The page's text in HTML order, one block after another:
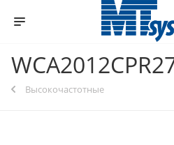
Высокочастотные